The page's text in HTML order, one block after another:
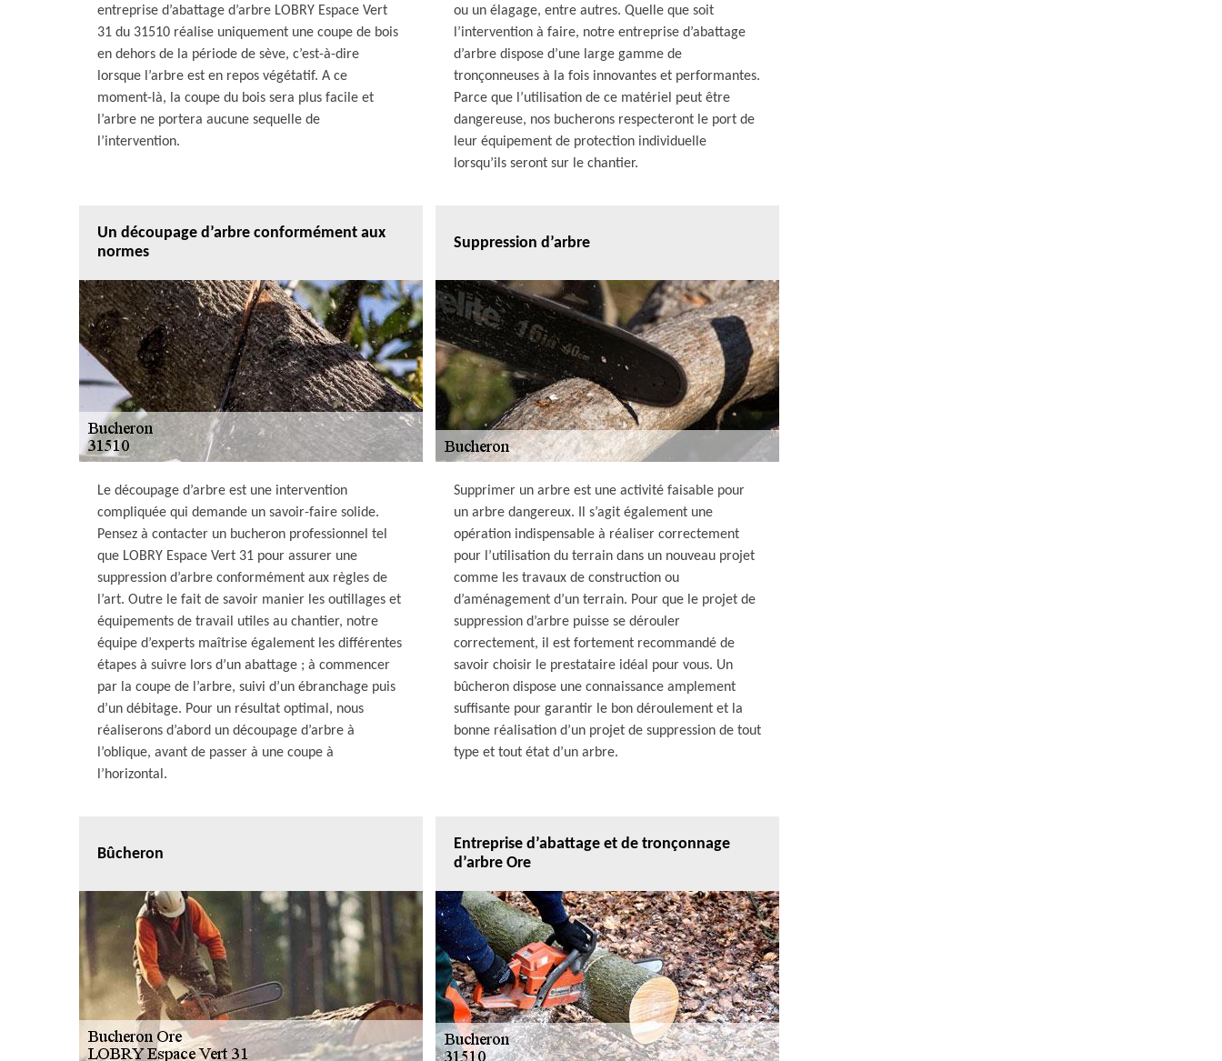
entreprise d’abattage d’arbre LOBRY Espace Vert
31 du 31510 réalise uniquement une coupe de bois
en dehors de la période de sève, c’est-à-dire
lorsque l’arbre est en repos végétatif. A ce
moment-là, la coupe du bois sera plus facile et
l’arbre ne portera aucune sequelle de
l’intervention.
ou un élagage, entre autres. Quelle que soit
l’intervention à faire, notre entreprise d’abattage
d’arbre dispose d’une large gamme de
tronçonneuses à la fois innovantes et performantes.
Parce que l’utilisation de ce matériel peut être
dangereuse, nos bucherons respecteront le port de
leur équipement de protection individuelle
lorsqu’ils seront sur le chantier.
Un découpage d’arbre conformément aux
normes
Le découpage d’arbre est une intervention
compliquée qui demande un savoir-faire solide.
Pensez à contacter un bucheron professionnel tel
que LOBRY Espace Vert 31 pour assurer une
suppression d’arbre conformément aux règles de
l’art. Outre le fait de savoir manier les outillages et
équipements de travail utiles au chantier, notre
équipe d’experts maîtrise également les différentes
étapes à suivre lors d’un abattage ; à commencer
par la coupe de l’arbre, suivi d’un ébranchage puis
d’un débitage. Pour un résultat optimal, nous
réaliserons d’abord un découpage d’arbre à
l’oblique, avant de passer à une coupe à
l’horizontal.
Suppression d’arbre
Supprimer un arbre est une activité faisable pour
un arbre dangereux. Il s’agit également une
opération indispensable à réaliser correctement
pour l’utilisation du terrain dans un nouveau projet
comme les travaux de construction ou
d’aménagement d’un terrain. Pour que le projet de
suppression d’arbre puisse se dérouler
correctement, il est fortement recommandé de
savoir choisir le prestataire idéal pour vous. Un
bûcheron dispose une connaissance amplement
suffisante pour garantir le bon déroulement et la
bonne réalisation d’un projet de suppression de tout
type et tout état d’un arbre.
Bûcheron
Entreprise d’abattage et de tronçonnage
d’arbre Ore